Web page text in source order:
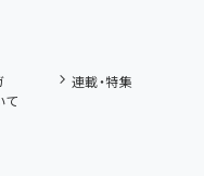
連載・特集
て